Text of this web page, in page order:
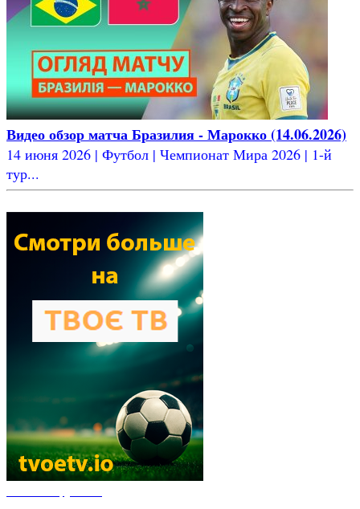
Видео обзор матча Бразилия - Марокко (14.06.2026)
14 июня 2026 | Футбол | Чемпионат Мира 2026 | 1-й
тур...